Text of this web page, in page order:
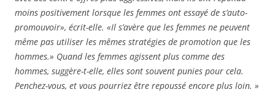
moins positivement lorsque les femmes ont essayé de s’auto-
promouvoir», écrit-elle. «Il s’avère que les femmes ne peuvent
même pas utiliser les mêmes stratégies de promotion que les
hommes.» Quand les femmes agissent plus comme des
hommes, suggère-t-elle, elles sont souvent punies pour cela.
Penchez-vous, et vous pourriez être repoussé encore plus loin. »